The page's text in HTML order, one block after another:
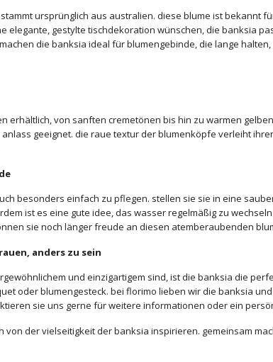
ursprünglich aus australien. diese blume ist bekannt
elegante, gestylte tischdekoration wünschen, die banksia
die banksia ideal für blumengebinde, die lange
erhältlich, von sanften cremetönen bis hin zu warmen
geeignet. die raue textur der blumenköpfe verleiht
besonders einfach zu pflegen. stellen sie sie in eine
ist es eine gute idee, das wasser regelmäßig zu
sie noch länger freude an diesen atemberaubenden
anders zu sein
und einzigartigem sind, ist die banksia die
oder blumengesteck. bei florimo lieben wir die banksia
sie uns gerne für weitere informationen oder ein
von der vielseitigkeit der banksia inspirieren. gemeinsam